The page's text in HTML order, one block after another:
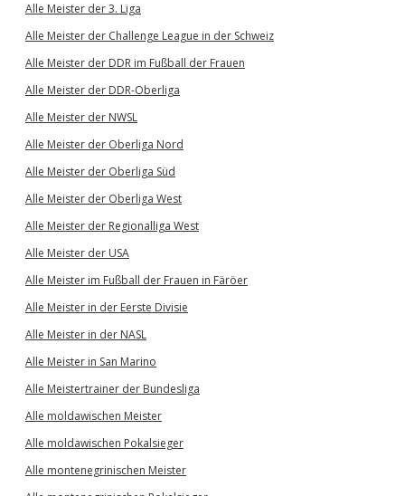
Alle Meister der 3. Liga
Alle Meister der Challenge League in der Schweiz
Alle Meister der DDR im Fußball der Frauen
Alle Meister der DDR-Oberliga
Alle Meister der NWSL
Alle Meister der Oberliga Nord
Alle Meister der Oberliga Süd
Alle Meister der Oberliga West
Alle Meister der Regionalliga West
Alle Meister der USA
Alle Meister im Fußball der Frauen in Färöer
Alle Meister in der Eerste Divisie
Alle Meister in der NASL
Alle Meister in San Marino
Alle Meistertrainer der Bundesliga
Alle moldawischen Meister
Alle moldawischen Pokalsieger
Alle montenegrinischen Meister